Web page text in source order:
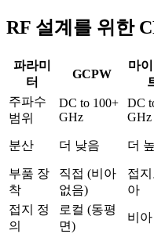
RF 설계를 위한
파라미
터
GCPW
마
주파수
범위
DC to 100+
GHz
DC
GHz
분산 더 낮음 더
부품 장
착
직접 (비아
없음)
접지
아
접지 정
의
로컬 (동평
면)
비